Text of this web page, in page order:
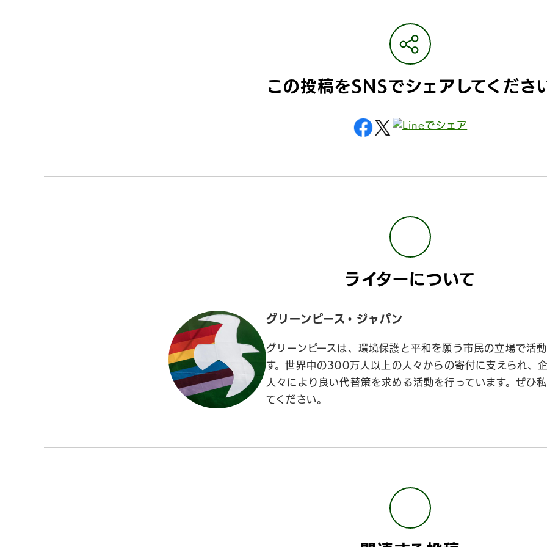
この投稿をSNSでシェアしてくださ
ライターについて
グリーンピース・ジャパン
グリーンピースは、環境保護と平和を願う市民の立場で活
す。世界中の300万人以上の人々からの寄付に支えられ、
人々により良い代替策を求める活動を行っています。ぜひ
てください。